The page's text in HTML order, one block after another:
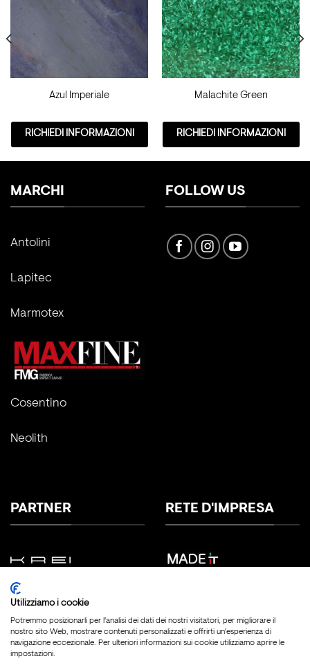
Azul Imperiale
RICHIEDI INFORMAZIONI
Malachite Green
RICHIEDI INFORMAZIONI
MARCHI
Antolini
Lapitec
Marmotex
Cosentino
Neolith
FOLLOW US
PARTNER RETE D'IMPRESA
Utilizziamo i cookie
Potremmo posizionarli per l'analisi dei dati dei nostri visitatori, per migliorare il
nostro sito Web, mostrare contenuti personalizzati e offrirti un'esperienza di
navigazione eccezionale. Per ulteriori informazioni sui cookie utilizziamo aprire le
impostazioni.